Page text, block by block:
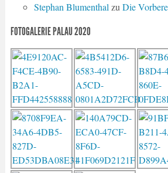
Stephan Blumenthal zu Die
FOTOGALERIE PALAU 2020